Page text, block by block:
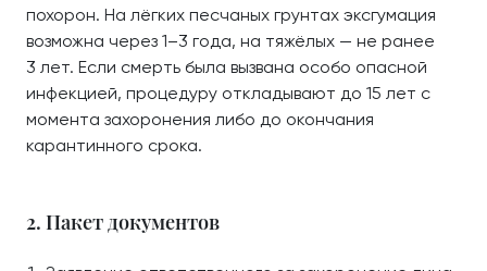
похорон. На лёгких песчаных грунтах эксгумация
возможна через 1–3 года, на тяжёлых — не ранее
3 лет. Если смерть была вызвана особо опасной
инфекцией, процедуру откладывают до 15 лет с
момента захоронения либо до окончания
карантинного срока.
2. Пакет документов